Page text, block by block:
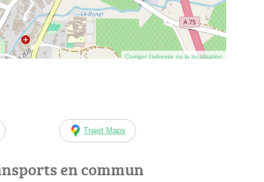
Corriger l’adresse ou la localisation
Trajet Maps
en commun